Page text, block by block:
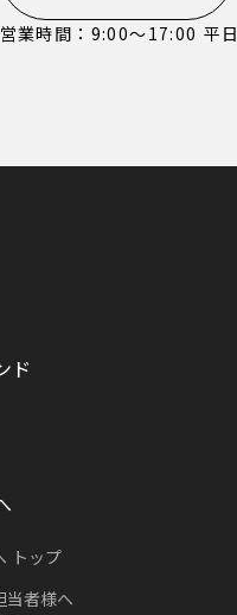
営業時間：9:00〜17:00 平日
ド
トップ
当者様へ